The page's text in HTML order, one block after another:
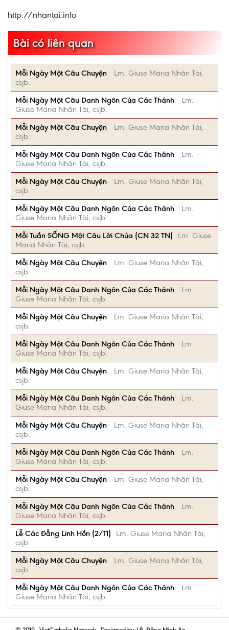
http://nhantai.info
Bài có liên quan
Mỗi Ngày Một Câu Chuyện
Lm. Giuse Maria Nhân Tài,
csjb.
Mỗi Ngày Một Câu Danh Ngôn Của Các Thánh
Lm.
Giuse Maria Nhân Tài, csjb.
Mỗi Ngày Một Câu Chuyện
Lm. Giuse Maria Nhân Tài,
csjb.
Mỗi Ngày Một Câu Danh Ngôn Của Các Thánh
Lm.
Giuse Maria Nhân Tài, csjb.
Mỗi Ngày Một Câu Chuyện
Lm. Giuse Maria Nhân Tài,
csjb.
Mỗi Ngày Một Câu Danh Ngôn Của Các Thánh
Lm.
Giuse Maria Nhân Tài, csjb.
Mỗi Tuần SỐNG Một Câu Lời Chúa (CN 32 TN)
Lm. Giuse
Maria Nhân Tài, csjb.
Mỗi Ngày Một Câu Chuyện
Lm. Giuse Maria Nhân Tài,
csjb.
Mỗi Ngày Một Câu Danh Ngôn Của Các Thánh
Lm.
Giuse Maria Nhân Tài, csjb.
Mỗi Ngày Một Câu Chuyện
Lm. Giuse Maria Nhân Tài,
csjb.
Mỗi Ngày Một Câu Danh Ngôn Của Các Thánh
Lm.
Giuse Maria Nhân Tài, csjb.
Mỗi Ngày Một Câu Chuyện
Lm. Giuse Maria Nhân Tài,
csjb.
Mỗi Ngày Một Câu Danh Ngôn Của Các Thánh
Lm.
Giuse Maria Nhân Tài, csjb.
Mỗi Ngày Một Câu Chuyện
Lm. Giuse Maria Nhân Tài,
csjb.
Mỗi Ngày Một Câu Danh Ngôn Của Các Thánh
Lm.
Giuse Maria Nhân Tài, csjb.
Mỗi Ngày Một Câu Chuyện
Lm. Giuse Maria Nhân Tài,
csjb.
Mỗi Ngày Một Câu Danh Ngôn Của Các Thánh
Lm.
Giuse Maria Nhân Tài, csjb.
Lễ Các Đẳng Linh Hồn (2/11)
Lm. Giuse Maria Nhân Tài,
csjb.
Mỗi Ngày Một Câu Chuyện
Lm. Giuse Maria Nhân Tài,
csjb.
Mỗi Ngày Một Câu Danh Ngôn Của Các Thánh
Lm.
Giuse Maria Nhân Tài, csjb.